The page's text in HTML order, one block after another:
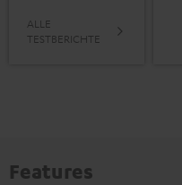
ALLE
TESTBERICHTE
Features